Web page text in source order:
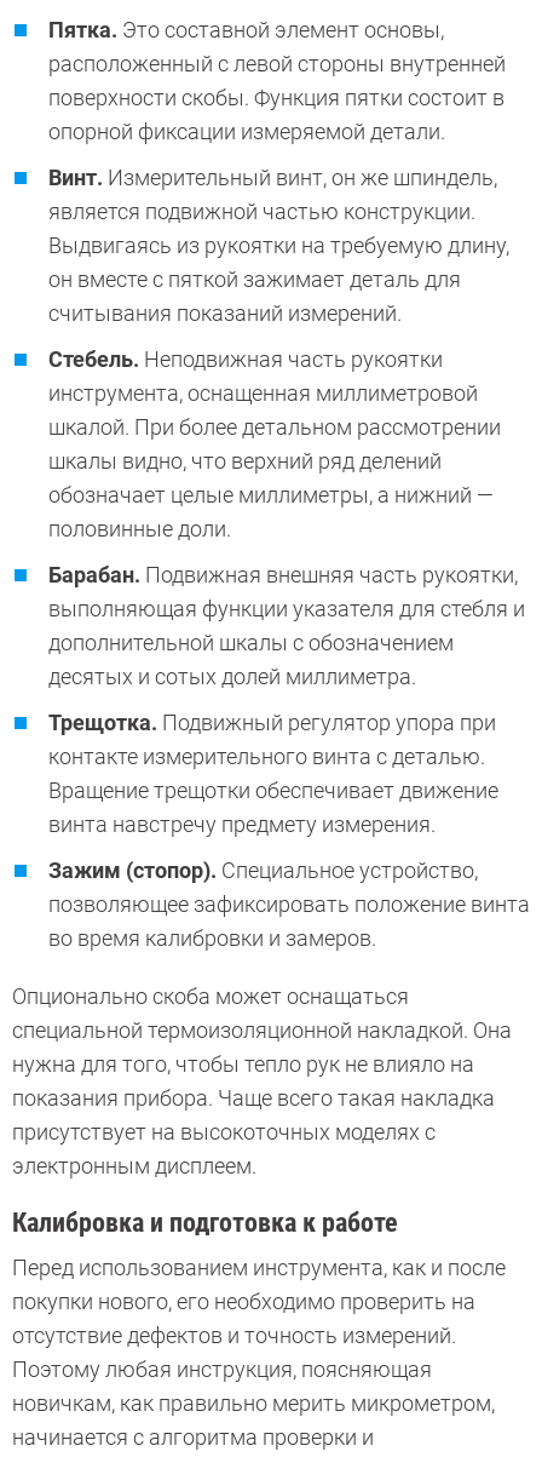
Пятка. Это составной элемент основы,
расположенный с левой стороны внутренней
поверхности скобы. Функция пятки состоит в
опорной фиксации измеряемой детали.
Винт. Измерительный винт, он же шпиндель,
является подвижной частью конструкции.
Выдвигаясь из рукоятки на требуемую длину,
он вместе с пяткой зажимает деталь для
считывания показаний измерений.
Стебель. Неподвижная часть рукоятки
инструмента, оснащенная миллиметровой
шкалой. При более детальном рассмотрении
шкалы видно, что верхний ряд делений
обозначает целые миллиметры, а нижний —
половинные доли.
Барабан. Подвижная внешняя часть рукоятки,
выполняющая функции указателя для стебля и
дополнительной шкалы с обозначением
десятых и сотых долей миллиметра.
Трещотка. Подвижный регулятор упора при
контакте измерительного винта с деталью.
Вращение трещотки обеспечивает движение
винта навстречу предмету измерения.
Зажим (стопор). Специальное устройство,
позволяющее зафиксировать положение винта
во время калибровки и замеров.
Опционально скоба может оснащаться
специальной термоизоляционной накладкой. Она
нужна для того, чтобы тепло рук не влияло на
показания прибора. Чаще всего такая накладка
присутствует на высокоточных моделях с
электронным дисплеем.
Калибровка и подготовка к работе
Перед использованием инструмента, как и после
покупки нового, его необходимо проверить на
отсутствие дефектов и точность измерений.
Поэтому любая инструкция, поясняющая
новичкам, как правильно мерить микрометром,
начинается с алгоритма проверки и